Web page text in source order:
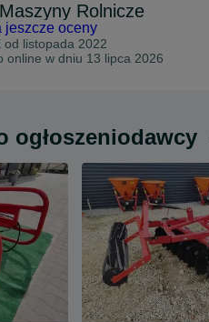
Rolnicze
jeszcze oceny
od listopada 2022
online w dniu 13 lipca 2026
ogłoszeniodawcy